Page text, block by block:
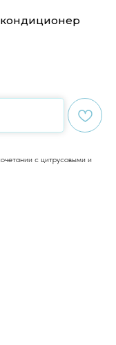
кондиционер
с цитрусовыми и